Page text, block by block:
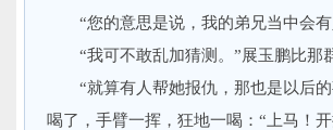
“您的意思是说，我的弟兄当中会有
“我可不敢乱加猜测。”展玉鹏比那
“就算有人帮她报仇，那也是以后的
喝了，手臂一挥，狂地一喝：“上马！